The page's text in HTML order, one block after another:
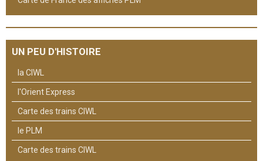
UN PEU D'HISTOIRE
la CIWL
l'Orient Express
Carte des trains CIWL
le PLM
Carte des trains CIWL